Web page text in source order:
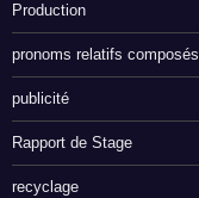
Production
pronoms relatifs composés
publicité
Rapport de Stage
recyclage